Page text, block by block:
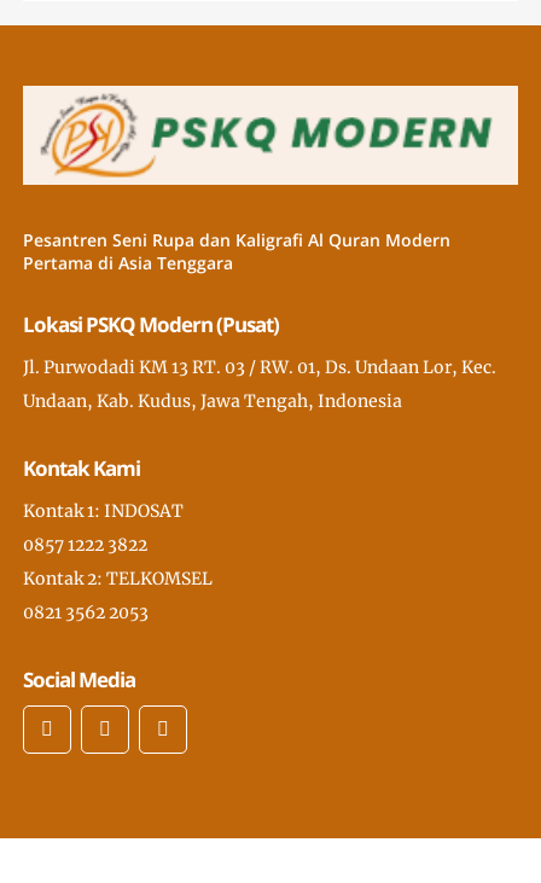
Pesantren Seni Rupa dan Kaligrafi Al Quran Modern
Pertama di Asia Tenggara
Lokasi PSKQ Modern (Pusat)
Jl. Purwodadi KM 13 RT. 03 / RW. 01, Ds. Undaan Lor, Kec.
Undaan, Kab. Kudus, Jawa Tengah, Indonesia
Kontak Kami
Kontak 1: INDOSAT
0857 1222 3822
Kontak 2: TELKOMSEL
0821 3562 2053
Social Media